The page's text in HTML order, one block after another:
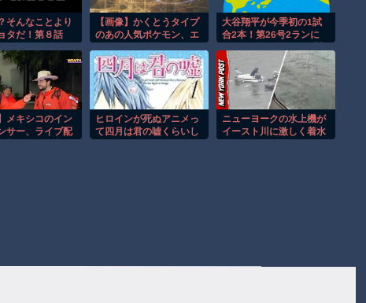
そんなことより
タだ！第８話
【画像】かくとうタイプ
のあの人気ポケモン、エ
大谷翔平が今季初の1試
合2本！第26号2ランに
しい！」（海外の反応）
メキシコのイン
サー、ライブ配
ヒロインが死ぬアニメっ
て四月は君の嘘くらいし
ニューヨークの水上機が
イースト川に激しく着水